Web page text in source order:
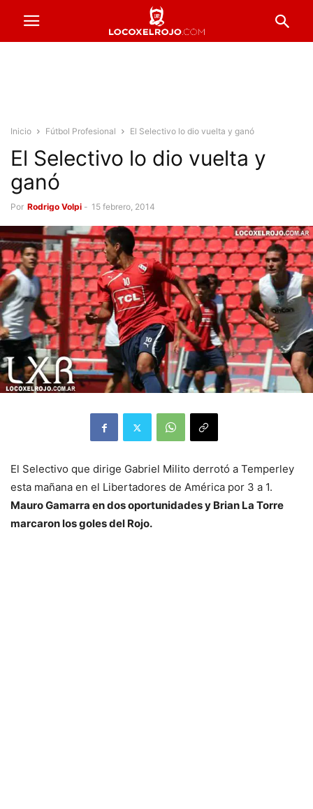
Inicio Fútbol Profesional El Selectivo lo dio vuelta y ganó
El Selectivo lo dio vuelta y
ganó
Por Rodrigo Volpi - 15 febrero, 2014
El Selectivo que dirige Gabriel Milito derrotó a Temperley
esta mañana en el Libertadores de América por 3 a 1.
Mauro Gamarra en dos oportunidades y Brian La Torre
marcaron los goles del Rojo.